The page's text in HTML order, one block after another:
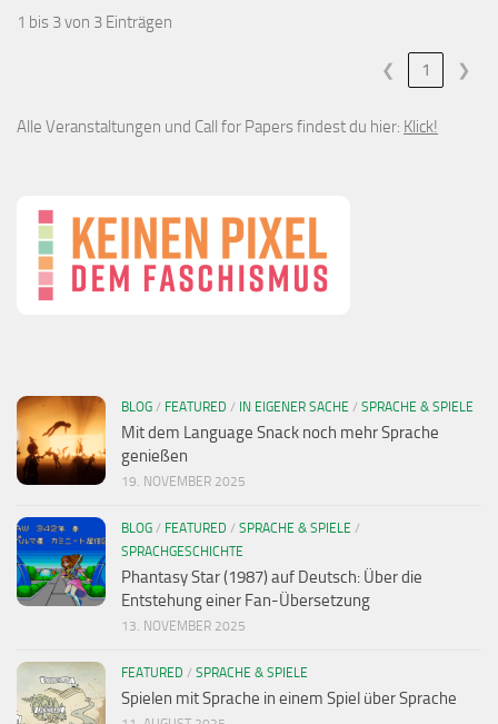
1 bis 3 von 3 Einträgen
❮ 1 ❯
Alle Veranstaltungen und Call for Papers findest du hier: Klick!
BLOG / FEATURED / IN EIGENER SACHE / SPRACHE & SPIELE
Mit dem Language Snack noch mehr Sprache
genießen
19. NOVEMBER 2025
BLOG / FEATURED / SPRACHE & SPIELE /
SPRACHGESCHICHTE
Phantasy Star (1987) auf Deutsch: Über die
Entstehung einer Fan-Übersetzung
13. NOVEMBER 2025
FEATURED / SPRACHE & SPIELE
Spielen mit Sprache in einem Spiel über Sprache